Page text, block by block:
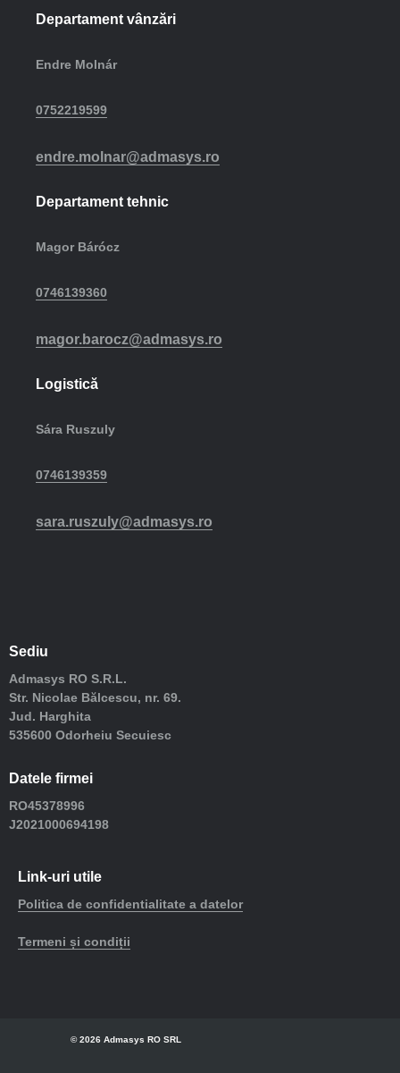
Departament vânzări
Endre Molnár
0752219599
endre.molnar@admasys.ro
Departament tehnic
Magor Bárócz
0746139360
magor.barocz@admasys.ro
Logistică
Sára Ruszuly
0746139359
sara.ruszuly@admasys.ro
Sediu
Admasys RO S.R.L.
Str. Nicolae Bălcescu, nr. 69.
Jud. Harghita
535600 Odorheiu Secuiesc
Datele firmei
RO45378996
J2021000694198
Link-uri utile
Politica de confidentialitate a datelor
Termeni și condiții
© 2026 Admasys RO SRL